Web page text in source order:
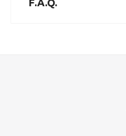
F.A.Q.